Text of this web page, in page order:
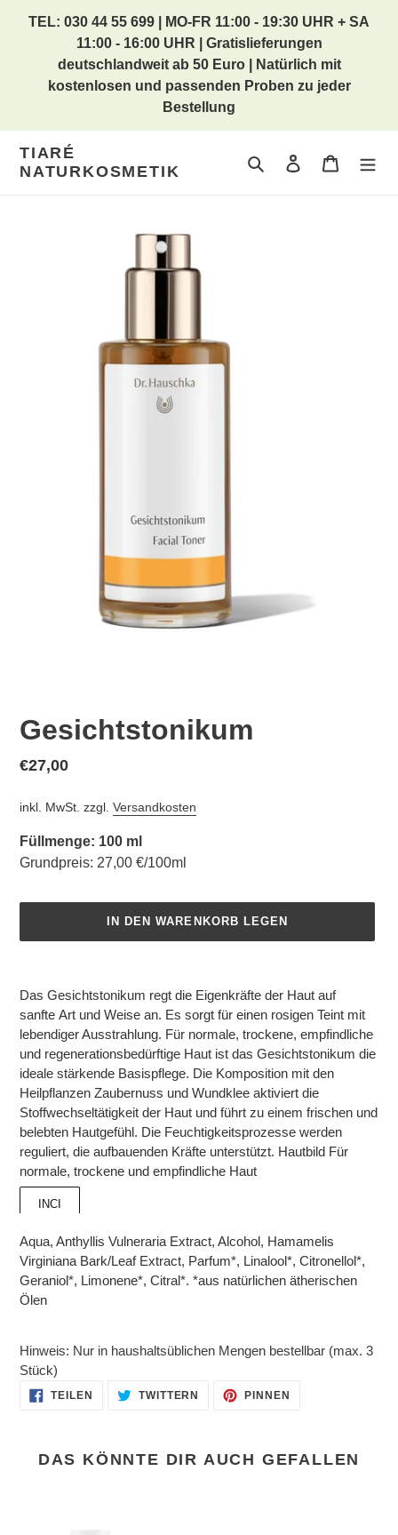
TEL: 030 44 55 699 | MO-FR 11:00 - 19:30 UHR + SA
11:00 - 16:00 UHR | Gratislieferungen
deutschlandweit ab 50 Euro | Natürlich mit
kostenlosen und passenden Proben zu jeder
Bestellung
TIARÉ
NATURKOSMETIK
Suchen Einloggen
Gesichtstonikum
Normaler
€27,00
inkl. MwSt. zzgl. Versandkosten
Füllmenge: 100 ml
Grundpreis: 27,00 €/100ml
IN DEN WARENKORB LEGEN
zum
Warenkorb
hinzugefügt
Das Gesichtstonikum regt die Eigenkräfte der Haut auf
sanfte Art und Weise an. Es sorgt für einen rosigen Teint mit
lebendiger Ausstrahlung. Für normale, trockene, empfindliche
und regenerationsbedürftige Haut ist das Gesichtstonikum die
ideale stärkende Basispflege. Die Komposition mit den
Heilpflanzen Zaubernuss und Wundklee aktiviert die
Stoffwechseltätigkeit der Haut und führt zu einem frischen und
belebten Hautgefühl. Die Feuchtigkeitsprozesse werden
reguliert, die aufbauenden Kräfte unterstützt. Hautbild Für
normale, trockene und empfindliche Haut
INCI
Aqua, Anthyllis Vulneraria Extract, Alcohol, Hamamelis
Virginiana Bark/Leaf Extract, Parfum*, Linalool*, Citronellol*,
Geraniol*, Limonene*, Citral*. *aus natürlichen ätherischen
Ölen
Hinweis: Nur in haushaltsüblichen Mengen bestellbar (max. 3
Stück)
TEILEN
FACEBOOK
TWITTERN
AUF
TWITTER
PINNEN
DAS KÖNNTE DIR AUCH GEFALLEN